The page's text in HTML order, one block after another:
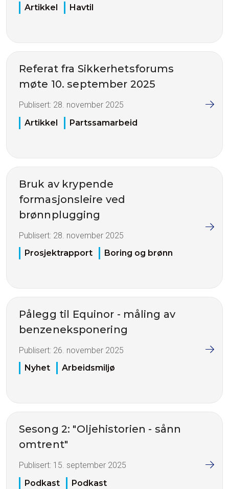
Artikkel
Havtil
Referat fra Sikkerhetsforums
møte 10. september 2025
Publisert: 28. november 2025
Artikkel
Partssamarbeid
Bruk av krypende
formasjonsleire ved
brønnplugging
Publisert: 28. november 2025
Prosjektrapport
Boring og brønn
Pålegg til Equinor - måling av
benzeneksponering
Publisert: 26. november 2025
Nyhet
Arbeidsmiljø
Sesong 2: "Oljehistorien - sånn
omtrent"
Publisert: 15. september 2025
Podkast
Podkast